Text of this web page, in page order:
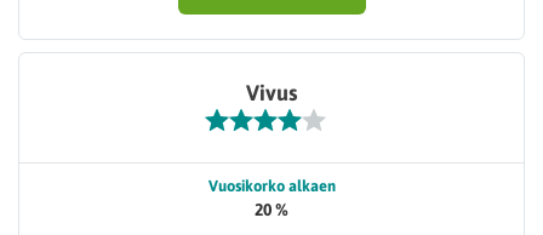
Vivus
Vuosikorko alkaen
20 %